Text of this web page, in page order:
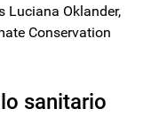
Luciana Oklander,
Conservation
sanitario